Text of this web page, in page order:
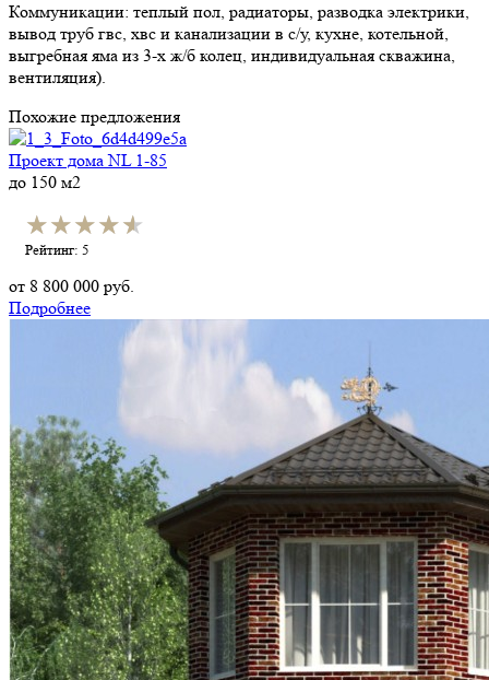
Коммуникации: теплый пол, радиаторы, разводка электрики,
вывод труб гвс, хвс и канализации в с/у, кухне, котельной,
выгребная яма из 3-х ж/б колец, индивидуальная скважина,
вентиляция).
Похожие предложения
Проект дома NL 1-85
до 150 м2
★★★★★
★★★★★
Рейтинг: 5
от 8 800 000 руб.
Подробнее